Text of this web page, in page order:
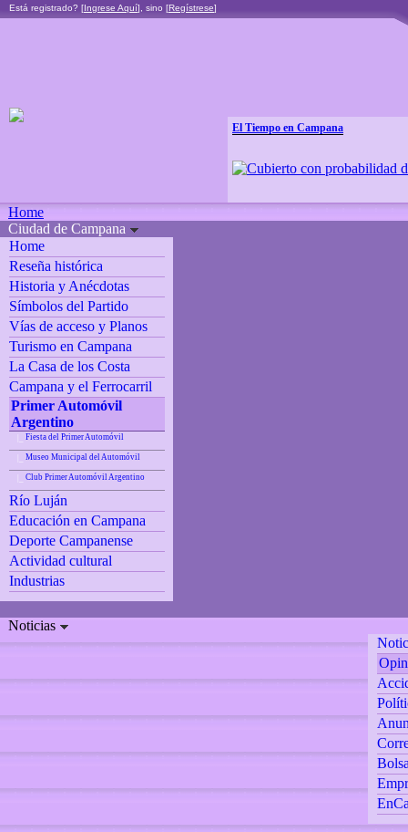
Está registrado? [Ingrese Aquí], sino [Regístrese]
El Tiempo en Campana
Home
Ciudad de Campana
Home
Reseña histórica
Historia y Anécdotas
Símbolos del Partido
Vías de acceso y Planos
Turismo en Campana
La Casa de los Costa
Campana y el Ferrocarril
Primer Automóvil
Argentino
Fiesta del Primer Automóvil
Museo Municipal del Automóvil
Club Primer Automóvil Argentino
Río Luján
Educación en Campana
Deporte Campanense
Actividad cultural
Industrias
Noticias